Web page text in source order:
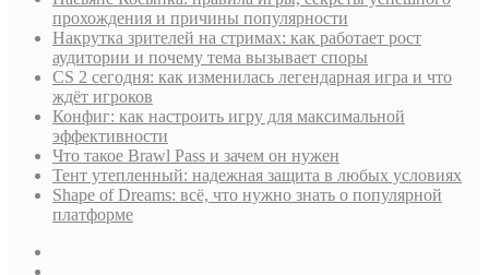
прохождения и причины популярности
Накрутка зрителей на стримах: как работает рост
аудитории и почему тема вызывает споры
CS 2 сегодня: как изменилась легендарная игра и что
ждёт игроков
Конфиг: как настроить игру для максимальной
эффективности
Что такое Brawl Pass и зачем он нужен
Тент утепленный: надежная защита в любых условиях
Shape of Dreams: всё, что нужно знать о популярной
платформе